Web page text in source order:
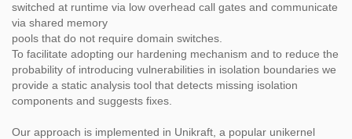
switched at runtime via low overhead call gates and communicate
via shared memory
pools that do not require domain switches.
To facilitate adopting our hardening mechanism and to reduce the
probability of introducing vulnerabilities in isolation boundaries we
provide a static analysis tool that detects missing isolation
components and suggests fixes.
Our approach is implemented in Unikraft, a popular unikernel